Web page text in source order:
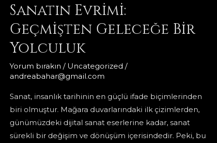
Borcu…
Sanatın Evrimi:
Geçmişten Geleceğe Bir
Yolculuk
Yorum bırakın / Uncategorized /
andreabahar@gmail.com
Sanat, insanlık tarihinin en güçlü ifade biçimlerinden
biri olmuştur. Mağara duvarlarındaki ilk çizimlerden,
günümüzdeki dijital sanat eserlerine kadar, sanat
sürekli bir değişim ve dönüşüm içerisindedir. Peki, bu